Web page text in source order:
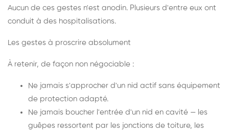
Aucun de ces gestes n'est anodin. Plusieurs d'entre eux ont
conduit à des hospitalisations.
Les gestes à proscrire absolument
À retenir, de façon non négociable :
Ne jamais s'approcher d'un nid actif sans équipement
de protection adapté.
Ne jamais boucher l'entrée d'un nid en cavité — les
guêpes ressortent par les jonctions de toiture, les